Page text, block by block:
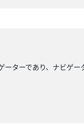
ターであり、ナビゲ